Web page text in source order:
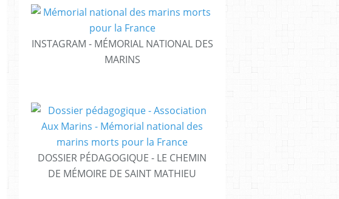
INSTAGRAM - MÉMORIAL NATIONAL DES
MARINS
DOSSIER PÉDAGOGIQUE - LE CHEMIN
DE MÉMOIRE DE SAINT MATHIEU